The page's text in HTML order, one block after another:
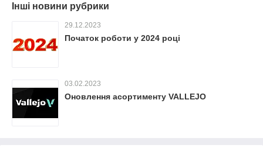
Інші новини рубрики
29.12.2023
Початок роботи у 2024 році
03.02.2023
Оновлення асортименту VALLEJO